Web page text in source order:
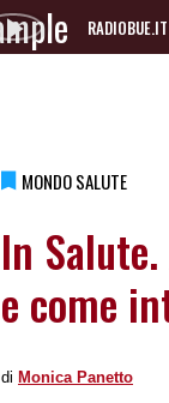
RADIOBUE.IT
Audio
MONDO SALUTE
In
e come
di Monica Panetto